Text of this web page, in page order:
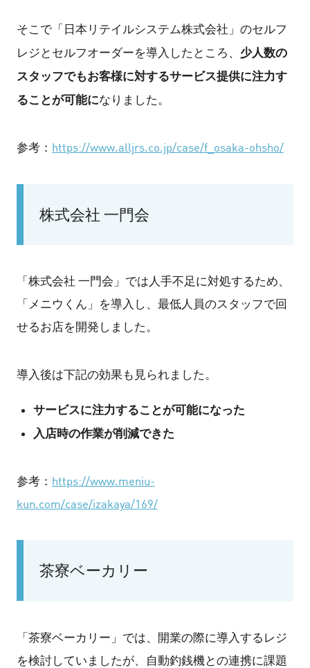
そこで「日本リテイルシステム株式会社」のセルフ
レジとセルフオーダーを導入したところ、 少人数の
スタッフでもお客様に対するサービス提供に注力す
ることが可能になりました。
参考： https://www.alljrs.co.jp/case/f_osaka-ohsho/
株式会社 一門会
「株式会社 一門会」では人手不足に対処するため、
「メニウくん」を導入し、最低人員のスタッフで回
せるお店を開発しました。
導入後は下記の効果も見られました。
サービスに注力することが可能になった
入店時の作業が削減できた
参考： https://www.meniu-
kun.com/case/izakaya/169/
茶寮ベーカリー
「茶寮ベーカリー」では、開業の際に導入するレジ
を検討していましたが、自動釣銭機との連携に課題